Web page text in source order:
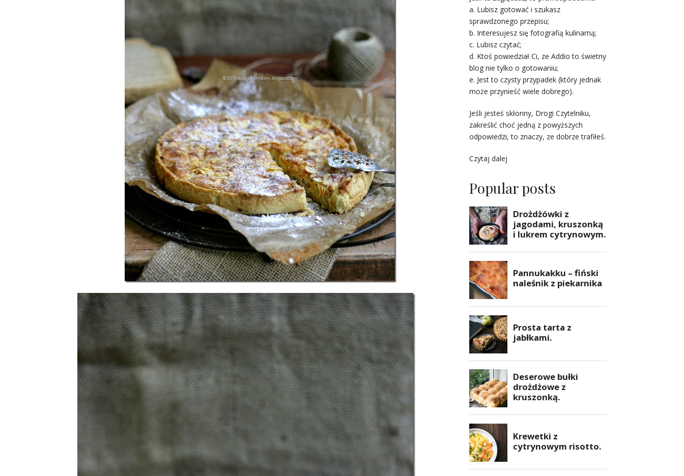
a. Lubisz gotować i szukasz
sprawdzonego przepisu;
b. Interesujesz się fotografią kulinarną;
c. Lubisz czytać;
d. Ktoś powiedział Ci, ze Addio to świetny
blog nie tylko o gotowaniu;
e. Jest to czysty przypadek (który jednak
może przynieść wiele dobrego).
Jeśli jesteś skłonny, Drogi Czytelniku,
zakreślić choć jedną z powyższych
odpowiedzi, to znaczy, ze dobrze trafiłeś.
Czytaj dalej
Popular posts